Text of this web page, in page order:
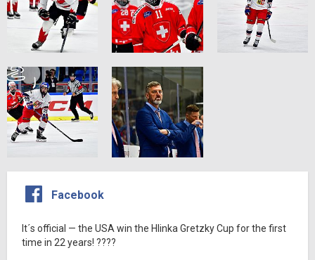
Facebook
It´s official — the USA win the Hlinka Gretzky Cup for the first
time in 22 years! ????